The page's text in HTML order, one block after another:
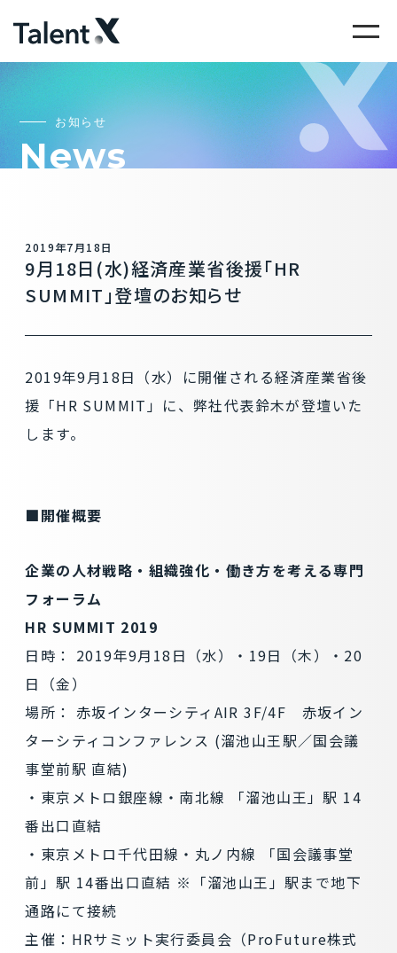
お知らせ
News
2019年7月18日
9月18日(水)経済産業省後援「HR
SUMMIT」登壇のお知らせ
2019年9月18日（水）に開催される経済産業省後
援「HR SUMMIT」に、弊社代表鈴木が登壇いた
します。
■開催概要
企業の人材戦略・組織強化・働き方を考える専門
フォーラム
HR SUMMIT 2019
日時： 2019年9月18日（水）・19日（木）・20
日（金）
場所： 赤坂インターシティAIR 3F/4F 赤坂イン
ターシティコンファレンス (溜池山王駅／国会議
事堂前駅 直結)
・東京メトロ銀座線・南北線 「溜池山王」駅 14
番出口直結
・東京メトロ千代田線・丸ノ内線 「国会議事堂
前」駅 14番出口直結 ※「溜池山王」駅まで地下
通路にて接続
主催：HRサミット実行委員会（ProFuture株式